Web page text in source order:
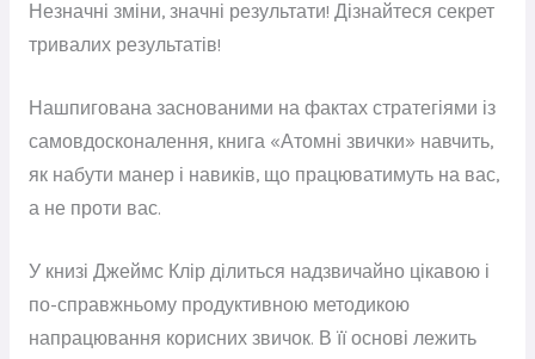
Незначні зміни, значні результати! Дізнайтеся секрет
тривалих результатів!
Нашпигована заснованими на фактах стратегіями із
самовдосконалення, книга «Атомні звички» навчить,
як набути манер і навиків, що працюватимуть на вас,
а не проти вас.
У книзі Джеймс Клір ділиться надзвичайно цікавою і
по-справжньому продуктивною методикою
напрацювання корисних звичок. В її основі лежить